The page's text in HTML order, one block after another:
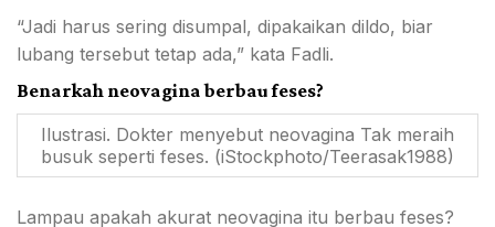
“Jadi harus sering disumpal, dipakaikan dildo, biar
lubang tersebut tetap ada,” kata Fadli.
Benarkah neovagina berbau feses?
Ilustrasi. Dokter menyebut neovagina Tak meraih
busuk seperti feses. (iStockphoto/Teerasak1988)
Lampau apakah akurat neovagina itu berbau feses?